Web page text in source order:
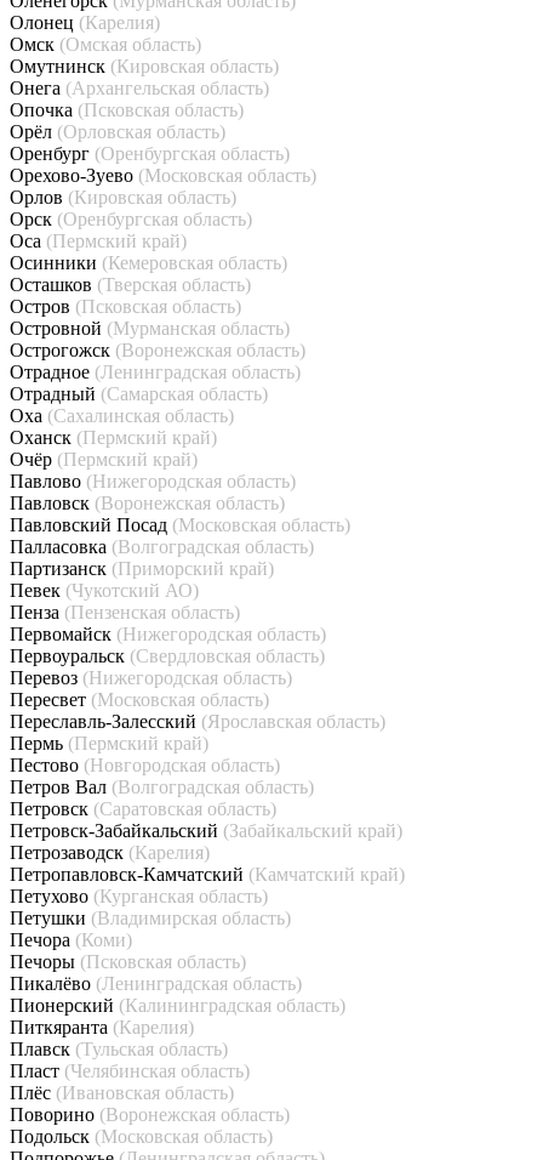
Олонец (Карелия)
Омск (Омская область)
Омутнинск (Кировская область)
Онега (Архангельская область)
Опочка (Псковская область)
Орёл (Орловская область)
Оренбург (Оренбургская область)
Орехово-Зуево (Московская область)
Орлов (Кировская область)
Орск (Оренбургская область)
Оса (Пермский край)
Осинники (Кемеровская область)
Осташков (Тверская область)
Остров (Псковская область)
Островной (Мурманская область)
Острогожск (Воронежская область)
Отрадное (Ленинградская область)
Отрадный (Самарская область)
Оха (Сахалинская область)
Оханск (Пермский край)
Очёр (Пермский край)
Павлово (Нижегородская область)
Павловск (Воронежская область)
Павловский Посад (Московская область)
Палласовка (Волгоградская область)
Партизанск (Приморский край)
Певек (Чукотский АО)
Пенза (Пензенская область)
Первомайск (Нижегородская область)
Первоуральск (Свердловская область)
Перевоз (Нижегородская область)
Пересвет (Московская область)
Переславль-Залесский (Ярославская область)
Пермь (Пермский край)
Пестово (Новгородская область)
Петров Вал (Волгоградская область)
Петровск (Саратовская область)
Петровск-Забайкальский (Забайкальский край)
Петрозаводск (Карелия)
Петропавловск-Камчатский (Камчатский край)
Петухово (Курганская область)
Петушки (Владимирская область)
Печора (Коми)
Печоры (Псковская область)
Пикалёво (Ленинградская область)
Пионерский (Калининградская область)
Питкяранта (Карелия)
Плавск (Тульская область)
Пласт (Челябинская область)
Плёс (Ивановская область)
Поворино (Воронежская область)
Подольск (Московская область)